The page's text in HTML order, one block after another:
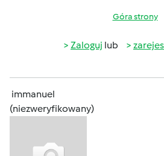
Góra strony
Zaloguj lub
immanuel
(niezweryfikowany)